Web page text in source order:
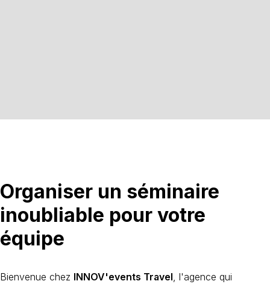
Organiser un séminaire
inoubliable pour votre
équipe
Bienvenue chez INNOV'events Travel, l'agence qui